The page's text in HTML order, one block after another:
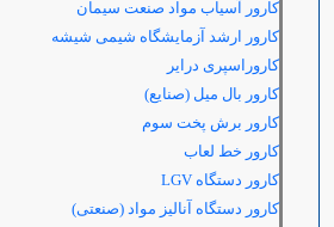
کارور آسیاب مواد صنعت سیمان
کارور ارشد آزمایشگاه شیمی شیشه
کاروراسپری درایر
کارور بال میل (صنایع)
کارور برش پخت سوم
کارور خط لعاب
کارور دستگاه LGV
کارور دستگاه آنالیز مواد (صنعتی)